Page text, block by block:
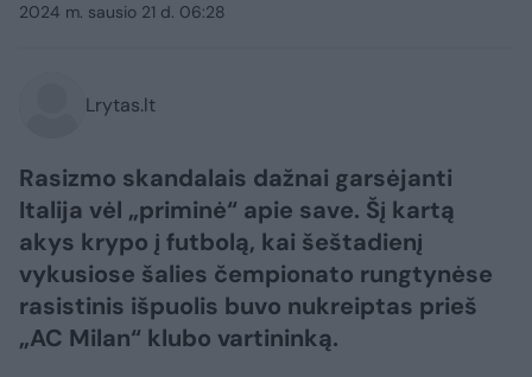
2024 m. sausio 21 d. 06:28
Lrytas.lt
Rasizmo skandalais dažnai garsėjanti
Italija vėl „priminė“ apie save. Šį kartą
akys krypo į futbolą, kai šeštadienį
vykusiose šalies čempionato rungtynėse
rasistinis išpuolis buvo nukreiptas prieš
„AC Milan“ klubo vartininką.